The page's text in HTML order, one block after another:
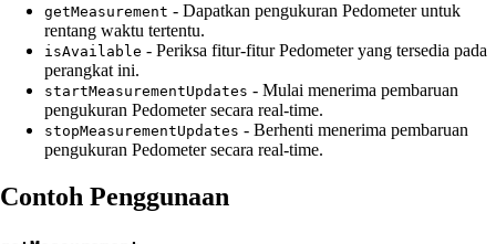
getMeasurement - Dapatkan pengukuran Pedometer untuk
rentang waktu tertentu.
isAvailable - Periksa fitur-fitur Pedometer yang tersedia pada
perangkat ini.
startMeasurementUpdates - Mulai menerima pembaruan
pengukuran Pedometer secara real-time.
stopMeasurementUpdates - Berhenti menerima pembaruan
pengukuran Pedometer secara real-time.
Contoh Penggunaan